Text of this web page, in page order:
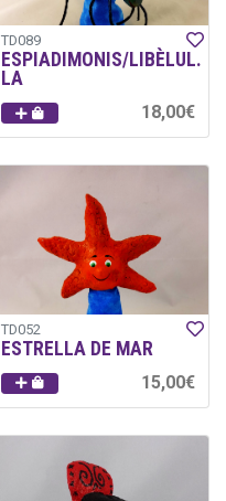
TD089
ESPIADIMONIS/LIBÈLUL.
LA
18,00€
TD052
ESTRELLA DE MAR
15,00€